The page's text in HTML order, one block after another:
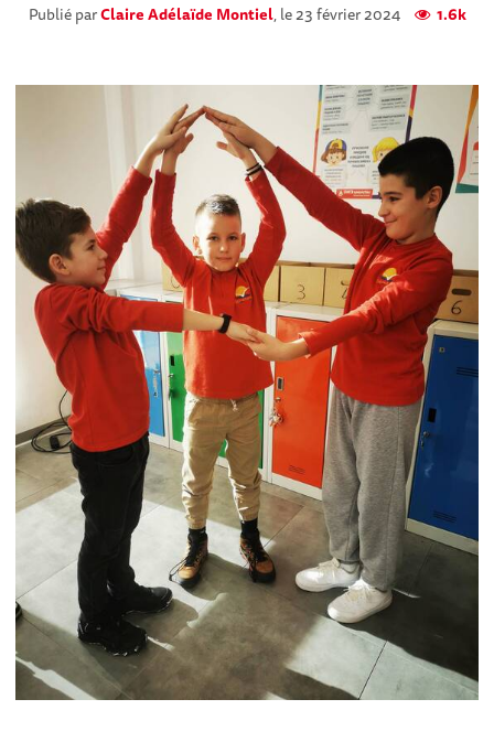
Publié parClaire Adélaïde Montiel, le 23 février 2024 1.6k